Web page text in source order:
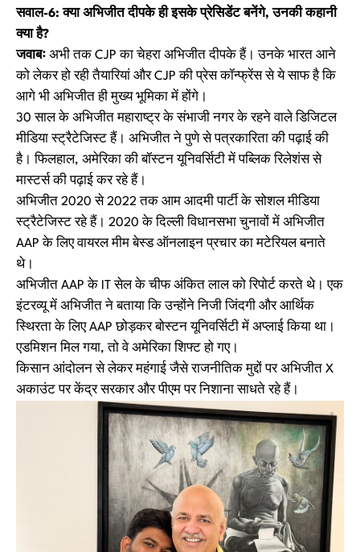
सवाल-6: क्या अभिजीत दीपके ही इसके प्रेसिडेंट बनेंगे, उनकी कहानी
क्या है?
जवाबः अभी तक CJP का चेहरा अभिजीत दीपके हैं। उनके भारत आने
को लेकर हो रही तैयारियां और CJP की प्रेस कॉन्फ्रेंस से ये साफ है कि
आगे भी अभिजीत ही मुख्य भूमिका में होंगे।
30 साल के अभिजीत महाराष्ट्र के संभाजी नगर के रहने वाले डिजिटल
मीडिया स्ट्रैटेजिस्ट हैं। अभिजीत ने पुणे से पत्रकारिता की पढ़ाई की
है। फिलहाल, अमेरिका की बॉस्टन यूनिवर्सिटी में पब्लिक रिलेशंस से
मास्टर्स की पढ़ाई कर रहे हैं।
अभिजीत 2020 से 2022 तक आम आदमी पार्टी के सोशल मीडिया
स्ट्रैटेजिस्ट रहे हैं। 2020 के दिल्ली विधानसभा चुनावों में अभिजीत
AAP के लिए वायरल मीम बेस्ड ऑनलाइन प्रचार का मटेरियल बनाते
थे।
अभिजीत AAP के IT सेल के चीफ अंकित लाल को रिपोर्ट करते थे। एक
इंटरव्यू में अभिजीत ने बताया कि उन्होंने निजी जिंदगी और आर्थिक
स्थिरता के लिए AAP छोड़कर बोस्टन यूनिवर्सिटी में अप्लाई किया था।
एडमिशन मिल गया, तो वे अमेरिका शिफ्ट हो गए।
किसान आंदोलन से लेकर महंगाई जैसे राजनीतिक मुद्दों पर अभिजीत X
अकाउंट पर केंद्र सरकार और पीएम पर निशाना साधते रहे हैं।